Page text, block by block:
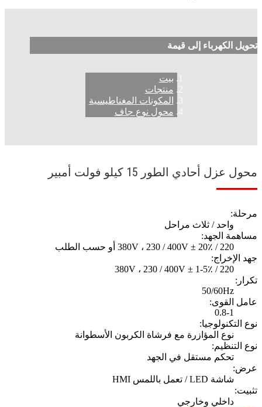
تحويل الكهرباء إلى قيمة
بيت
منتجات
المكونات المغناطيسية
محول نوع جاف
محول عزل أحادي الطور 15 كيلو فولت أمبير
مرحلة:
واحد / ثلاث مراحل
مساهمة الجهد:
220 / 380V ، 230 / 400V ± 20٪ أو حسب الطلب
جهد الإخراج:
220 / 380V ، 230 / 400V ± 1-5٪
تكرار:
50/60Hz
عامل القوى:
0.8-1
نوع التكنولوجيا:
نوع المؤازرة مع فرشاة الكربون الأسطوانة
نوع التنظيم:
تحكم مستقل في الجهد
عرض:
شاشة LED / تعمل باللمس HMI
تثبيت:
داخلي وخارجي